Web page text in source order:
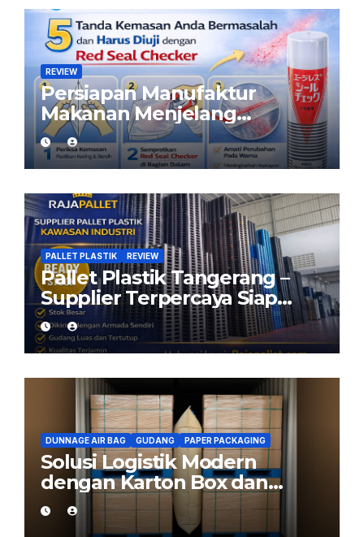
REVIEW
Persiapan Manufaktur
Makanan Menjelang
Ramadan: Pastikan Kemasan
Aman dengan Red Seal
Checker
PALLET PLASTIK REVIEW
Pallet Plastik Tangerang –
Supplier Terpercaya Siap
Kirim dari Cikarang
DUNNAGE AIR BAG GUDANG PAPER PACKAGING
Solusi Logistik Modern
dengan Karton Box dan
Dunnage Air Bag